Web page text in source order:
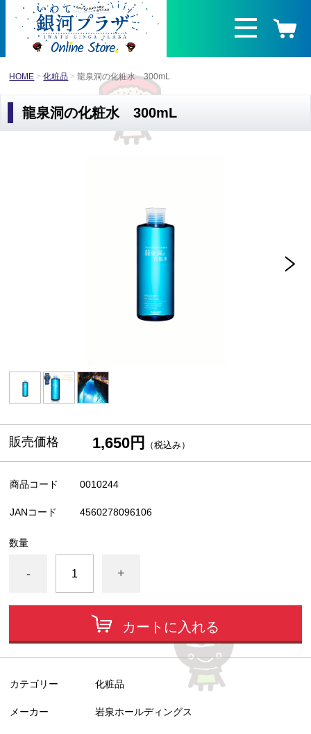
HOME 化粧品 龍泉洞の化粧水 300mL
龍泉洞の化粧水 300mL
販売価格 1,650円 （税込み）
商品コード 0010244
JANコード 4560278096106
数量
- +
カートに入れる
カテゴリー 化粧品
メーカー 岩泉ホールディングス